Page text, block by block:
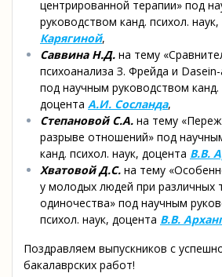
центрированной терапии» под
руководством канд. психол.
Карягиной,
Саввина Н.Д. на тему
психоанализа З. Фрейда и
под научным руководством канд.
доцента А.И. Сосланда,
Степановой С.А. на тему
разрыве отношений» под
канд. психол. наук, доцента В.В.
Хватовой Д.С. на тему
у молодых людей при различных
одиночества» под научным
психол. наук, доцента В.В.
Поздравляем выпускников с
бакалаврских работ!